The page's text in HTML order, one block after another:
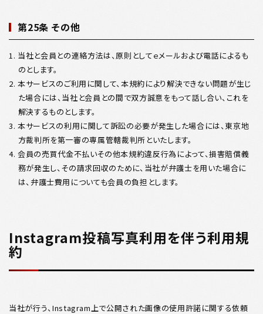
第25条 その他
1. 当社と会員との連絡方法は、原則としてｅメールおよび電話によるも
のとします。
2. 本サービスのご利用に関して、本規約により解決できない問題が生じ
た場合には、当社と会員との間で双方誠意をもって話し合い、これを
解決するものとします。
3. 本サービスの利用に関して訴訟の必要が発生した場合には、東京地
方裁判所を第一審の専属管轄裁判所といたします。
4. 会員の売買代金不払いその他本規約違反行為によって、損害賠償義
務が発生し、その請求回収のために、当社が弁護士を用いた場合に
は、弁護士費用についても会員の負担とします。
Instagram投稿写真利用を伴う利用規
約
当社が行う、Instagram上で公開された画像の使用許諾に関する依頼